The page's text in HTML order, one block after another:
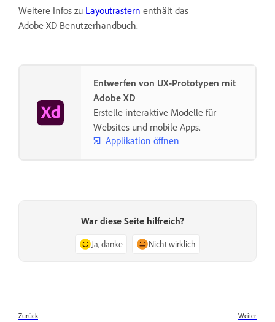
Weitere Infos zu Layoutrastern enthält das
Adobe XD Benutzerhandbuch.
Entwerfen von UX-Prototypen mit
Adobe XD
Erstelle interaktive Modelle für
Websites und mobile Apps.
Applikation öffnen
War diese Seite hilfreich?
Ja, danke Nicht wirklich
Zurück Weiter